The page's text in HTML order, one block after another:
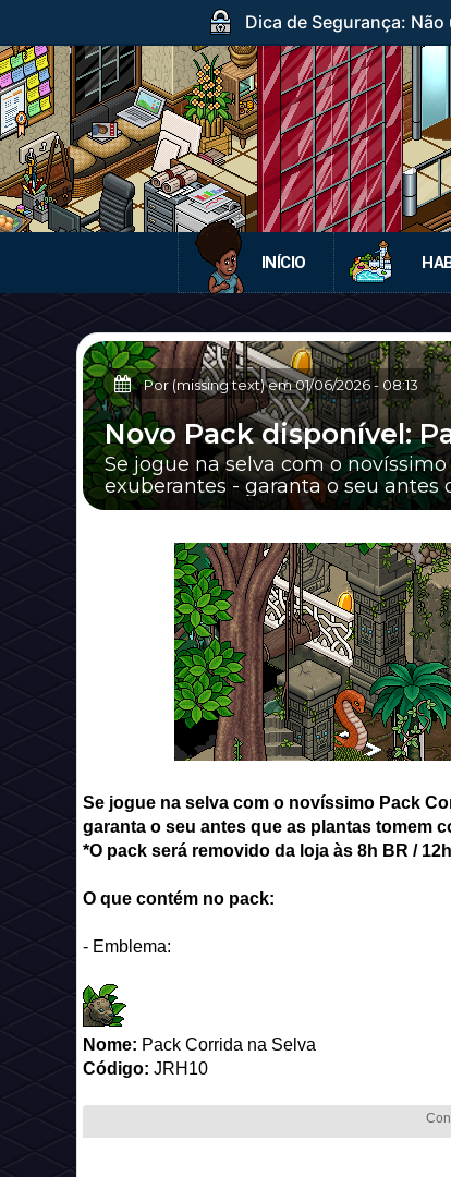
Dica de Segurança:
INÍCIO
Por (missing text) em01/06/2026- 08:13
Novo Pack disponível:
Se jogue na selva com o
exuberantes - garanta o seu antes
Se jogue na selva com o novíssimo Pack
garanta o seu antes que as plantas tomem
*O pack será removido da loja às 8h BR /
O que contém no pack:
- Emblema:
Nome: Pack Corrida na Selva
Código: JRH10